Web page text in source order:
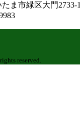
ま市緑区大門2733-1
reserved.